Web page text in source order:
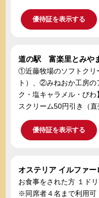
優待証を表示する
道の駅 富楽里とみや
①近藤牧場のソフトクリ
ト）、②みねおか工房
ク・塩キャラメル・び
スクリーム50円引き（直
優待証を表示する
オステリア イルファー
お食事をされた方 １ド
※同席者４名まで利用可